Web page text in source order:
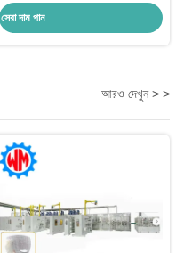
সেরা দাম পান
আরও দেখুন > >